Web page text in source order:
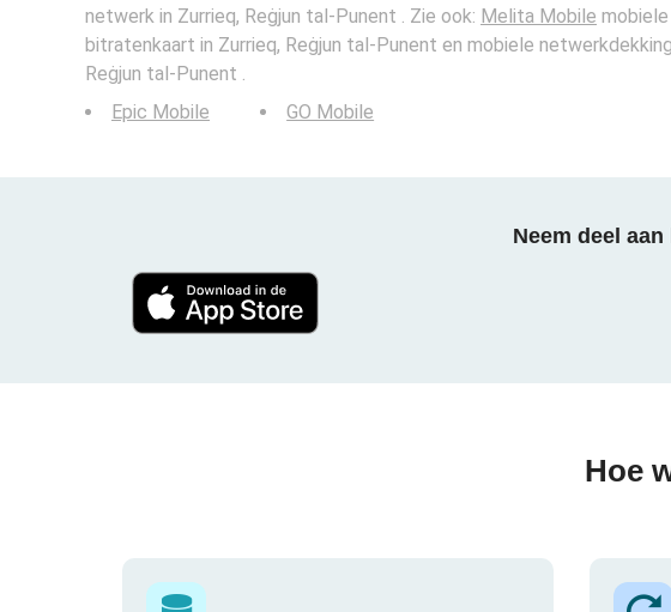
netwerk in Zurrieq, Reġjun tal-Punent . Zie ook: Melita Mobile mobiele
bitratenkaart in Zurrieq, Reġjun tal-Punent en mobiele
Reġjun tal-Punent .
Epic Mobile
GO Mobile
Neem deel
Hoe